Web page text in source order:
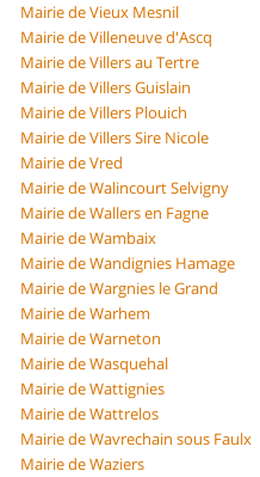
Mairie de Vieux Mesnil
Mairie de Villeneuve d'Ascq
Mairie de Villers au Tertre
Mairie de Villers Guislain
Mairie de Villers Plouich
Mairie de Villers Sire Nicole
Mairie de Vred
Mairie de Walincourt Selvigny
Mairie de Wallers en Fagne
Mairie de Wambaix
Mairie de Wandignies Hamage
Mairie de Wargnies le Grand
Mairie de Warhem
Mairie de Warneton
Mairie de Wasquehal
Mairie de Wattignies
Mairie de Wattrelos
Mairie de Wavrechain sous Faulx
Mairie de Waziers